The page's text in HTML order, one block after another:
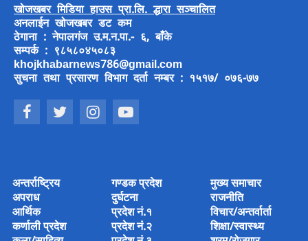
खोजखबर मिडिया हाउस प्रा.लि. द्धारा सञ्चालित
अनलाईन खोजखबर डट कम
ठेगाना : नेपालगंज उ.म.न.पा.- ६, बाँके
सम्पर्क : ९८५८०४५०८३
khojkhabarnews786@gmail.com
सुचना तथा प्रसारण विभाग दर्ता नम्बर : १५१७/ ०७६-७७
अन्तर्राष्ट्रिय
अपराध
आर्थिक
कर्णाली प्रदेश
गण्डक प्रदेश
दुर्घटना
प्रदेश नं.१
प्रदेश नं.२
मुख्य समाचार
राजनीति
विचार/अन्तर्वार्ता
शिक्षा/स्वास्थ्य